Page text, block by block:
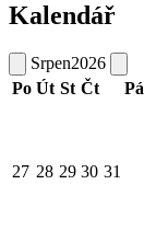
Kalendář
Srpen2026
Po Út St Čt Pá
27 28 29 30 31